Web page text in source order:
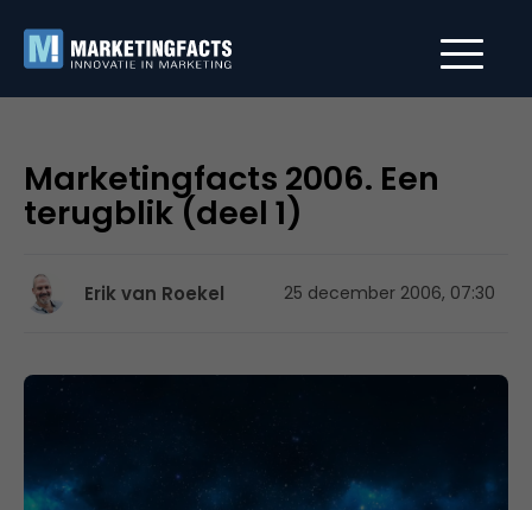
Marketingfacts 2006. Een
terugblik (deel 1)
Erik van Roekel 25 december 2006, 07:30